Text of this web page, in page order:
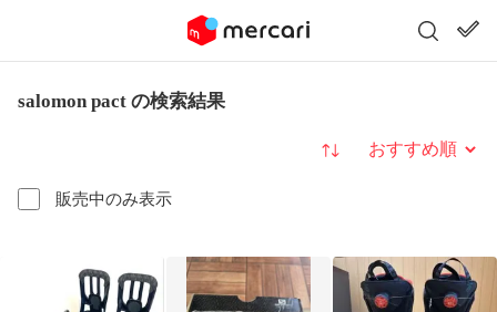
salomon pact の検索結果
販売中のみ表示
並び替え